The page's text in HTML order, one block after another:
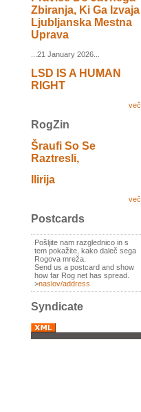
Zbiranja, Ki Ga Izvaja
Ljubljanska Mestna
Uprava
...21 January 2026...
LSD IS A HUMAN
RIGHT
več
RogZin
Šraufi So Se
Raztresli,
Ilirija
več
Postcards
Pošljite nam razglednico in s
tem pokažite, kako daleč sega
Rogova mreža.
Send us a postcard and show
how far Rog net has spread.
>naslov/address
Syndicate